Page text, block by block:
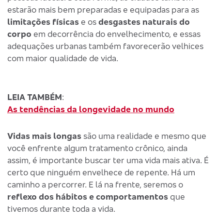
estarão mais bem preparadas e equipadas para as
limitações físicas e osdesgastes naturais do
corpo em decorrência do envelhecimento, e essas
adequações urbanas também favorecerão velhices
com maior qualidade de vida.
LEIA TAMBÉM:
As tendências da longevidade no mundo
Vidas mais longassão uma realidade e mesmo que
você enfrente algum tratamento crônico, ainda
assim, é importante buscar ter uma vida mais ativa. É
certo que ninguém envelhece de repente. Há um
caminho a percorrer. E lá na frente, seremos o
reflexo dos hábitos e comportamentos que
tivemos durante toda a vida.